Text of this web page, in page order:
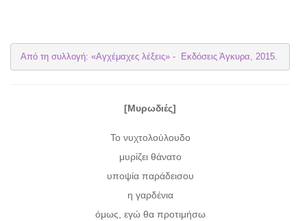
Από τη συλλογή: «Αγχέμαχες λέξεις» -  Εκδόσεις Άγκυρα, 2015.
[Μυρωδιές]
Το νυχτολούλουδο
μυρίζει θάνατο
υποψία παράδεισου
η γαρδένια
όμως, εγώ θα προτιμήσω